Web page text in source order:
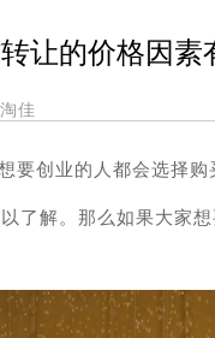
让的价格因素
佳
要创业的人都会选择
了解。那么如果大家想